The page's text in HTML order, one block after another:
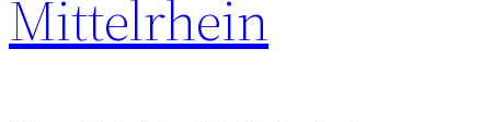
Mittelrhein